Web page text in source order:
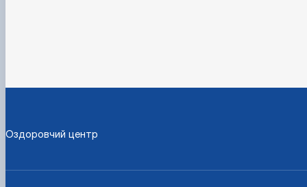
Оздоровчий центр